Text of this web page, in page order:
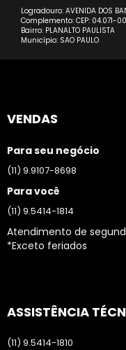
Logradouro: AVENIDA DOS
Complemento: CEP: 04.071-
Bairro: PLANALTO PAULISTA
Município: SAO PAULO
VENDAS
Para seu negócio
(11) 9.9107-8698
Para você
(11) 9.5414-1814
Atendimento de
*Exceto feriados
ASSISTÊNCIA
(11) 9.5414-1810